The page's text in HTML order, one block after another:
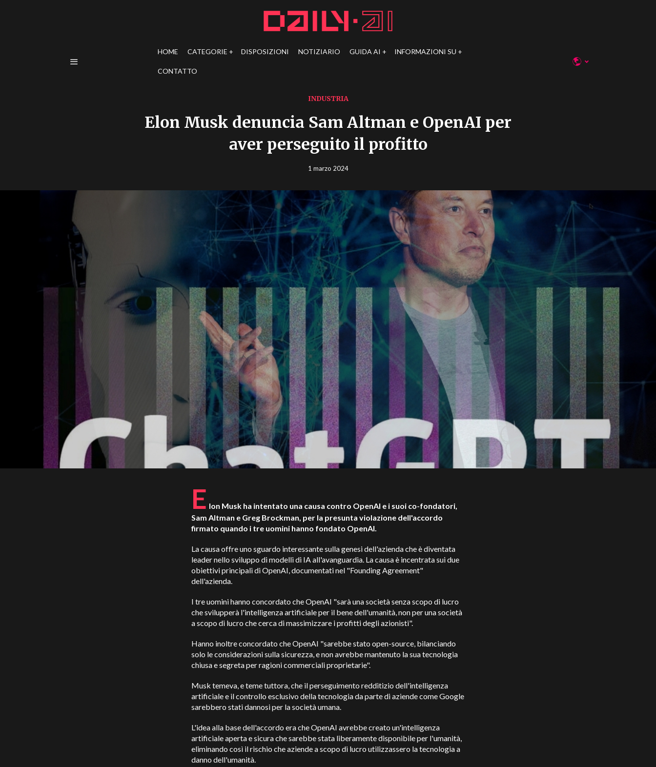
HOME CATEGORIE DISPOSIZIONI NOTIZIARIO GUIDA AI INFORMAZIONI SU
CONTATTO
INDUSTRIA
Elon Musk denuncia Sam Altman e OpenAI per
aver perseguito il profitto
1 marzo 2024
E lon Musk ha intentato una causa contro OpenAI e i suoi co-fondatori,
Sam Altman e Greg Brockman, per la presunta violazione dell'accordo
firmato quando i tre uomini hanno fondato OpenAI.
La causa offre uno sguardo interessante sulla genesi dell'azienda che è diventata
leader nello sviluppo di modelli di IA all'avanguardia. La causa è incentrata sui due
obiettivi principali di OpenAI, documentati nel "Founding Agreement"
dell'azienda.
I tre uomini hanno concordato che OpenAI "sarà una società senza scopo di lucro
che svilupperà l'intelligenza artificiale per il bene dell'umanità, non per una società
a scopo di lucro che cerca di massimizzare i profitti degli azionisti".
Hanno inoltre concordato che OpenAI "sarebbe stato open-source, bilanciando
solo le considerazioni sulla sicurezza, e non avrebbe mantenuto la sua tecnologia
chiusa e segreta per ragioni commerciali proprietarie".
Musk temeva, e teme tuttora, che il perseguimento redditizio dell'intelligenza
artificiale e il controllo esclusivo della tecnologia da parte di aziende come Google
sarebbero stati dannosi per la società umana.
L'idea alla base dell'accordo era che OpenAI avrebbe creato un'intelligenza
artificiale aperta e sicura che sarebbe stata liberamente disponibile per l'umanità,
eliminando così il rischio che aziende a scopo di lucro utilizzassero la tecnologia a
danno dell'umanità.